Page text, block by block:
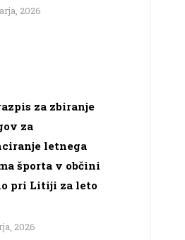
2026
za zbiranje
za
letnega
športa v občini
pri Litiji za leto
2026